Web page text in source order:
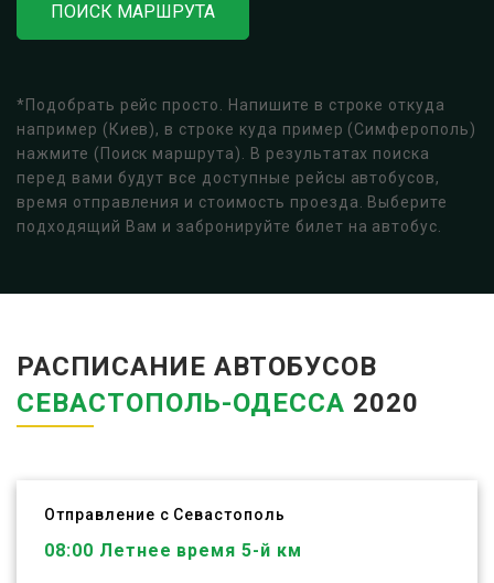
ПОИСК МАРШРУТА
*Подобрать рейс просто. Напишите в строке откуда
например (Киев), в строке куда пример (Симферополь)
нажмите (Поиск маршрута). В результатах поиска
перед вами будут все доступные рейсы автобусов,
время отправления и стоимость проезда. Выберите
подходящий Вам и забронируйте билет на автобус.
РАСПИСАНИЕ АВТОБУСОВ
СЕВАСТОПОЛЬ-ОДЕССА 2020
Отправление с Севастополь
08:00 Летнее время 5-й км